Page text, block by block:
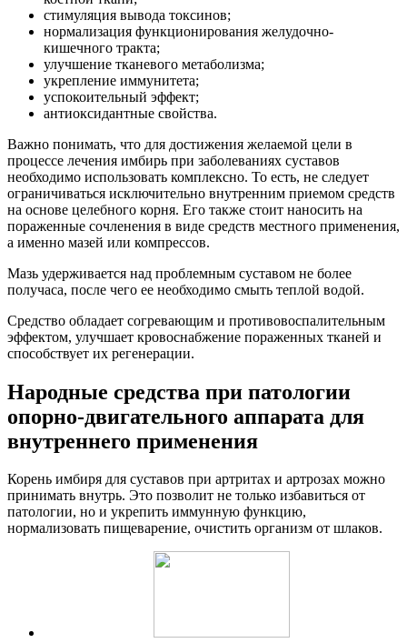
стимуляция вывода токсинов;
нормализация функционирования желудочно-
кишечного тракта;
улучшение тканевого метаболизма;
укрепление иммунитета;
успокоительный эффект;
антиоксидантные свойства.
Важно понимать, что для достижения желаемой цели в
процессе лечения имбирь при заболеваниях суставов
необходимо использовать комплексно. То есть, не следует
ограничиваться исключительно внутренним приемом средств
на основе целебного корня. Его также стоит наносить на
пораженные сочленения в виде средств местного применения,
а именно мазей или компрессов.
Мазь удерживается над проблемным суставом не более
получаса, после чего ее необходимо смыть теплой водой.
Средство обладает согревающим и противовоспалительным
эффектом, улучшает кровоснабжение пораженных тканей и
способствует их регенерации.
Народные средства при патологии
опорно-двигательного аппарата для
внутреннего применения
Корень имбиря для суставов при артритах и артрозах можно
принимать внутрь. Это позволит не только избавиться от
патологии, но и укрепить иммунную функцию,
нормализовать пищеварение, очистить организм от шлаков.